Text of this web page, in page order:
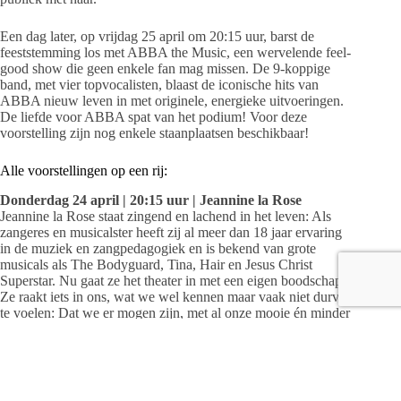
Een dag later, op vrijdag 25 april om 20:15 uur, barst de
feeststemming los met ABBA the Music, een wervelende feel-
good show die geen enkele fan mag missen. De 9-koppige
band, met vier topvocalisten, blaast de iconische hits van
ABBA nieuw leven in met originele, energieke uitvoeringen.
De liefde voor ABBA spat van het podium! Voor deze
voorstelling zijn nog enkele staanplaatsen beschikbaar!
Alle voorstellingen op een rij:
Donderdag 24 april | 20:15 uur | Jeannine la Rose
Jeannine la Rose staat zingend en lachend in het leven: Als
zangeres en musicalster heeft zij al meer dan 18 jaar ervaring
in de muziek en zangpedagogiek en is bekend van grote
musicals als The Bodyguard, Tina, Hair en Jesus Christ
Superstar. Nu gaat ze het theater in met een eigen boodschap.
Ze raakt iets in ons, wat we wel kennen maar vaak niet durven
te voelen: Dat we er mogen zijn, met al onze mooie én minder